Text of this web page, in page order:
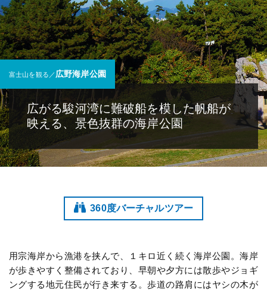
広がる駿河湾に難破船を模した帆船が
映える、景色抜群の海岸公園
富士山を観る／広野海岸公園
360度バーチャルツアー
用宗海岸から漁港を挟んで、１キロ近く続く海岸公園。海岸
が歩きやすく整備されており、早朝や夕方には散歩やジョギ
ングする地元住民が行き来する。歩道の路肩にはヤシの木が